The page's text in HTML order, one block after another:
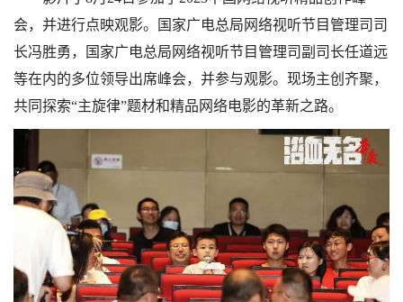
会，并进行点映观影。国家广电总局网络视听节目管理司司
长冯胜勇，国家广电总局网络视听节目管理司副司长任道远
等在内的多位领导出席峰会，并参与观影。现场主创齐聚，
共同探索“主旋律”题材和精品网络电影的革新之路。